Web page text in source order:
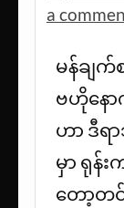
a
မန်ချ
ဗဟိုနေ
ဟာ ဒီရ
မှာ ရုန်
တော့တ